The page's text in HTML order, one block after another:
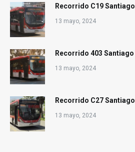
Recorrido C19 Santiago
13 mayo, 2024
Recorrido 403 Santiago
13 mayo, 2024
Recorrido C27 Santiago
13 mayo, 2024